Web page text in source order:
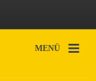
MENÜ